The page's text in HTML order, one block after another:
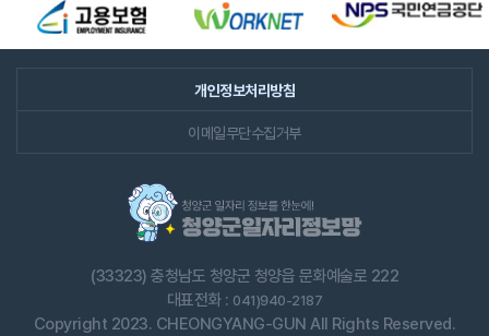
슬라이드
개인정보처리방침
이메일무단수집거부
(33323) 충청남도 청양군 청양읍 문화예술로 222
대표전화 : 041)940-2187
Copyright 2023. CHEONGYANG-GUN All Rights Reserved.